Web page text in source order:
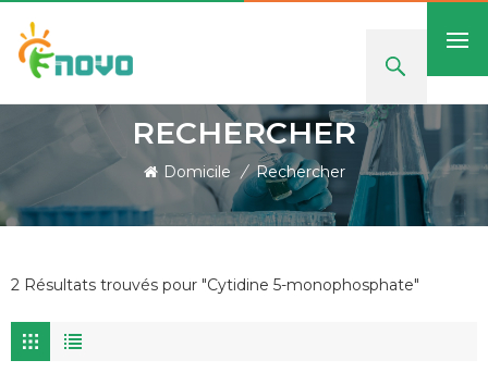
RECHERCHER
Domicile / Rechercher
2 Résultats trouvés pour "Cytidine 5-monophosphate"